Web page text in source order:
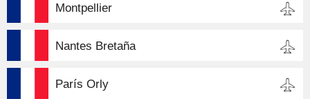
Montpellier
Nantes Bretaña
París Orly